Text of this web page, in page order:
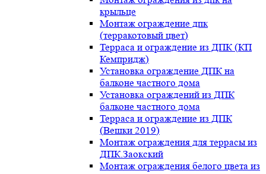
крыльце
Монтаж ограждение дпк
(терракотовый цвет)
Терраса и ограждение из ДПК (КП
Кемпридж)
Установка ограждение ДПК на
балконе частного дома
Установка ограждений из ДПК
балконе частного дома
Терраса и ограждение из ДПК
(Вешки 2019)
Монтаж ограждения для террасы из
ДПК.Заокский
Монтаж ограждения белого цвета из